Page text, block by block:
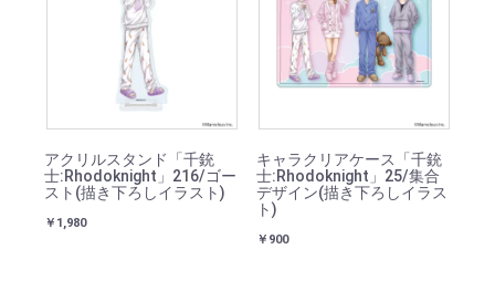
アクリルスタンド「千銃
士:Rhodoknight」216/ゴー
スト(描き下ろしイラスト)
￥1,980
キャラクリアケース「千銃
士:Rhodoknight」25/集合
デザイン(描き下ろしイラス
ト)
￥900